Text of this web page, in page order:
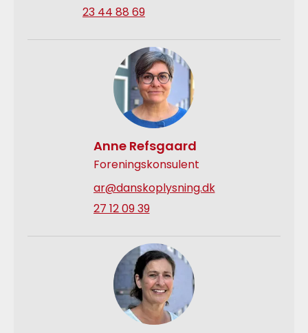
23 44 88 69
Anne Refsgaard
Foreningskonsulent
ar@danskoplysning.dk
27 12 09 39